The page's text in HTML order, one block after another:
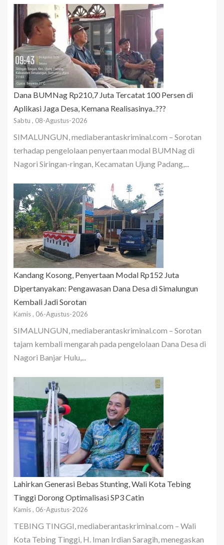
Dana BUMNag Rp210,7 Juta Tercatat 100 Persen di
Aplikasi Jaga Desa, Kemana Realisasinya..???
Sabtu , 08-Agustus-2026
SIMALUNGUN, mediaberantaskriminal.com – Sorotan
terhadap pengelolaan penyertaan modal BUMNag di
Nagori Siringan-ringan, Kecamatan Ujung Padang,...
Kandang Kosong, Penyertaan Modal Rp152 Juta
Dipertanyakan: Pengawasan Dana Desa di Simalungun
Kembali Jadi Sorotan
Kamis , 06-Agustus-2026
SIMALUNGUN, mediaberantaskriminal.com – Sorotan
tajam kembali mengarah pada pengelolaan Dana Desa di
Nagori Banjar Hulu,...
Lahirkan Generasi Bebas Stunting, Wali Kota Tebing
Tinggi Dorong Optimalisasi SP3 Catin
Kamis , 06-Agustus-2026
TEBING TINGGI, mediaberantaskriminal.com – Wali
Kota Tebing Tinggi, H. Iman Irdian Saragih, menegaskan